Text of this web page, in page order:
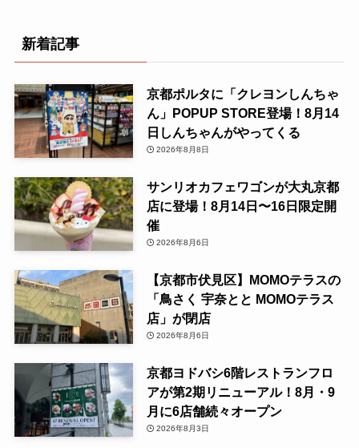
新着記事
京都ポルタに「クレヨンしんちゃ
ん」POPUP STORE登場！8月14
日しんちゃんがやってくる
2026年8月8日
サンリオカフェワゴンが大丸京都
店に登場！8月14日〜16日限定開
催
2026年8月6日
【京都市伏見区】MOMOテラスの
「鳥さく 宇奈とと MOMOテラス
店」が閉店
2026年8月6日
京都ヨドバシ6階レストランフロ
アが第2期リニューアル！8月・9
月に6店舗続々オープン
2026年8月3日